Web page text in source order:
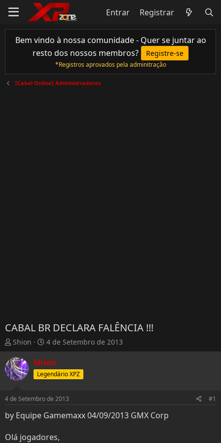
Entrar Registrar
Bem vindo à nossa comunidade - Quer se juntar ao
resto dos nossos membros?
Registre-se
*Registros aprovados pela adminitração
[Cabal Online] Administradores
CABAL BR DECLARA FALÊNCIA !!!
T
h
r
e
a
s
t
a
t
Shion
D
a
t
a
d
I
n
í
i
4 de Setembro de 2013
Shion
Legendário XPZ
4 de Setembro de 2013 #1
by Equipe Gamemaxx 04/09/2013 GMX Corp
Olá jogadores,